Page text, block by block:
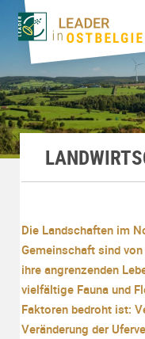
Die Landschaften im
Gemeinschaft sind
ihre angrenzenden
vielfältige Fauna und
Faktoren bedroht ist:
Veränderung der